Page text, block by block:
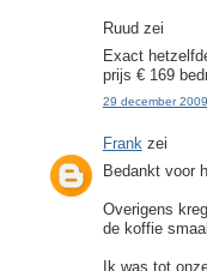
Ruud zei
Exact
prijs € 169
29 december
Frankzei
Bedankt voor
Overigens
de koffie
Ik was tot